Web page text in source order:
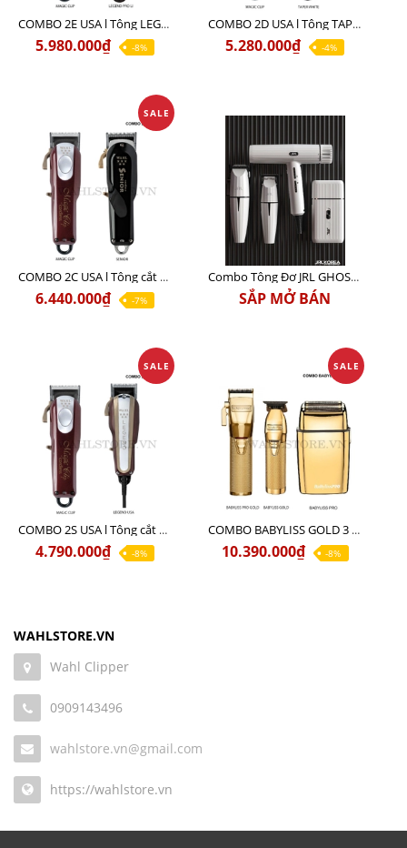
COMBO 2E USA l Tông LEGEND PRO LI + Tông MAGIC CLIP
5.980.000₫ -8%
COMBO 2D USA l Tông TAPER WHITE + Tông MAGIC CLIP
5.280.000₫ -4%
SALE
COMBO 2C USA l Tông cắt Senior + Tông cắt Magic clip
6.440.000₫ -7%
Combo Tông Đơ JRL GHOST 3 Limited Edition Chính Hãng USA
SẮP MỞ BÁN
SALE
COMBO 2S USA l Tông cắt LEGEND USA CÓ DÂY 220V + Tông pin MAGIC CLIP
4.790.000₫ -8%
SALE
COMBO BABYLISS GOLD 3 cao cấp chính hãng
10.390.000₫ -8%
WAHLSTORE.VN
Wahl Clipper
0909143496
wahlstore.vn@gmail.com
https://wahlstore.vn